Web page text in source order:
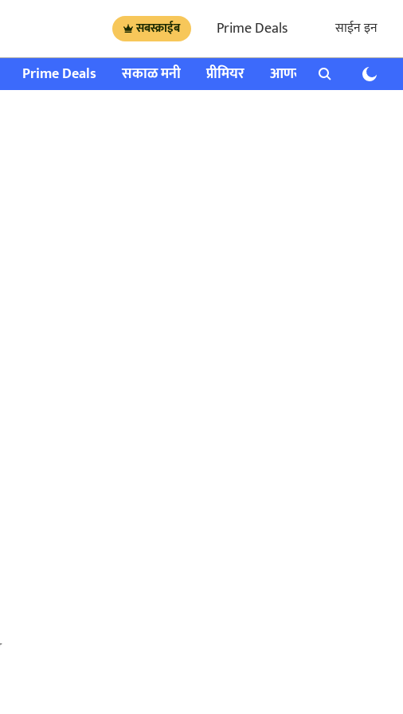
सबस्क्राईब Prime Deals साईन इन
Prime Deals सकाळ मनी प्रीमियर आणखी राशी भविष्य